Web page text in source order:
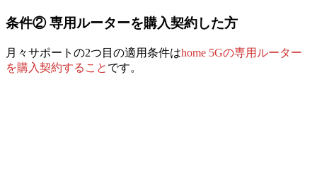
条件②専用ルーターを購入契約した方
月々サポートの2つ目の適用条件はhome 5Gの専用ルーター
を購入契約すること です。